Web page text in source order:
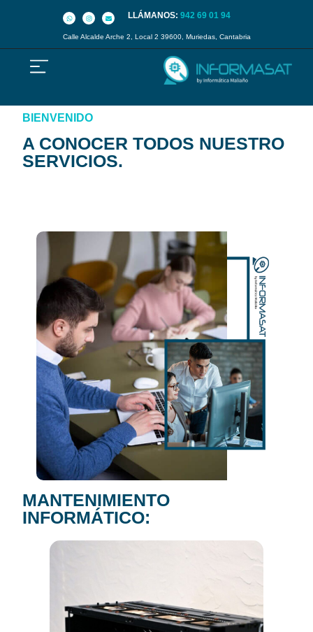
LLÁMANOS:942 69 01 94
Calle Alcalde Arche 2, Local 2 39600, Muriedas, Cantabria
BIENVENIDO
A CONOCER TODOS NUESTRO
SERVICIOS.
MANTENIMIENTO
INFORMÁTICO: